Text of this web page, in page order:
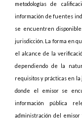
metodologías de
información de fuentes
se encuentren
jurisdicción. La forma en
el alcance de la
dependiendo de la
requisitos y prácticas en la
donde el emisor se
información pública
administración del emisor